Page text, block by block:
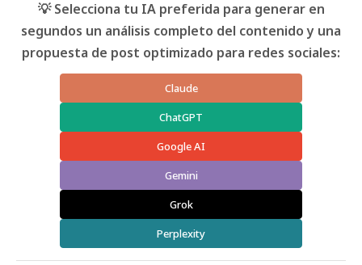
💡 Selecciona tu IA preferida para generar en
segundos un análisis completo del contenido y una
propuesta de post optimizado para redes sociales:
Claude
ChatGPT
Google AI
Gemini
Grok
Perplexity